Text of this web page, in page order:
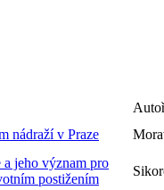
nádraží v Praze
jeho význam pro
postižením